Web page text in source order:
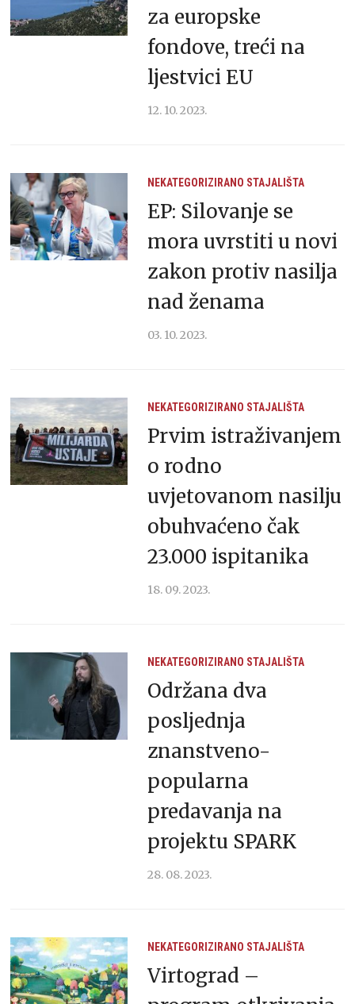
za europske
fondove, treći na
ljestvici EU
12. 10. 2023.
NEKATEGORIZIRANO STAJALIŠTA
EP: Silovanje se
mora uvrstiti u novi
zakon protiv nasilja
nad ženama
03. 10. 2023.
NEKATEGORIZIRANO STAJALIŠTA
Prvim istraživanjem
o rodno
uvjetovanom nasilju
obuhvaćeno čak
23.000 ispitanika
18. 09. 2023.
NEKATEGORIZIRANO STAJALIŠTA
Održana dva
posljednja
znanstveno-
popularna
predavanja na
projektu SPARK
28. 08. 2023.
NEKATEGORIZIRANO STAJALIŠTA
Virtograd –